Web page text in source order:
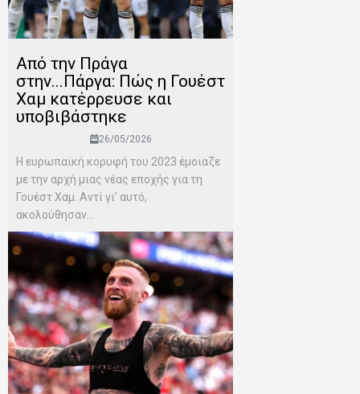
Από την Πράγα
στην...Πάργα: Πώς η Γουέστ
Χαμ κατέρρευσε και
υποβιβάστηκε
26/05/2026
Η ευρωπαϊκή κορυφή του 2023 έμοιαζε
με την αρχή μιας νέας εποχής για τη
Γουέστ Χαμ. Αντί γι’ αυτό,
ακολούθησαν...